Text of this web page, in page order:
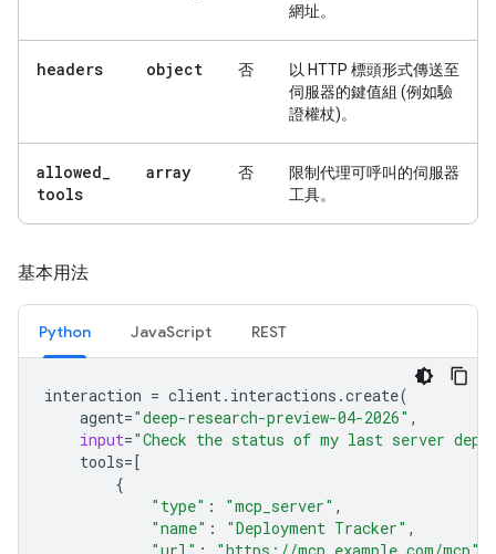
網址。
headers object 否
以 HTTP 標頭形式傳送至
伺服器的鍵值組 (例如驗
證權杖)。
allowed_
tools
array 否
限制代理可呼叫的伺服器
工具。
基本用法
Python JavaScript REST
interaction = client. interactions .create(
agent="deep-research-preview-04-2026" ,
input="Check the status of my last server
tools=[
{
"type" : "mcp_server" ,
"name" : "Deployment Tracker" ,